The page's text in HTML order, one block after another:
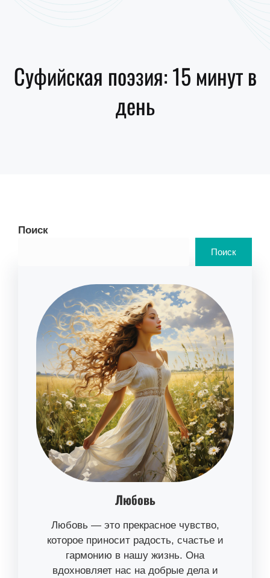
Суфийская поэзия: 15 минут в
день
Поиск
Поиск
Любовь
Любовь — это прекрасное чувство,
которое приносит радость, счастье и
гармонию в нашу жизнь. Она
вдохновляет нас на добрые дела и